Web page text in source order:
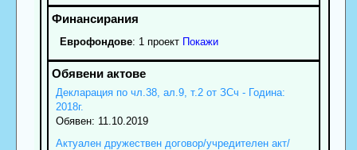
Еврофондове: 1 проект Покажи
Декларация по чл.38, ал.9, т.2 от ЗСч - Година:
2018г.
Обявен: 11.10.2019
Актуален дружествен договор/учредителен акт/